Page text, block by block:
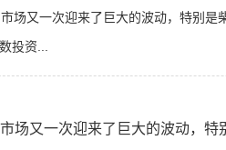
场又一次迎来了巨大的波动，特别
投资...
场又一次迎来了巨大的波动，